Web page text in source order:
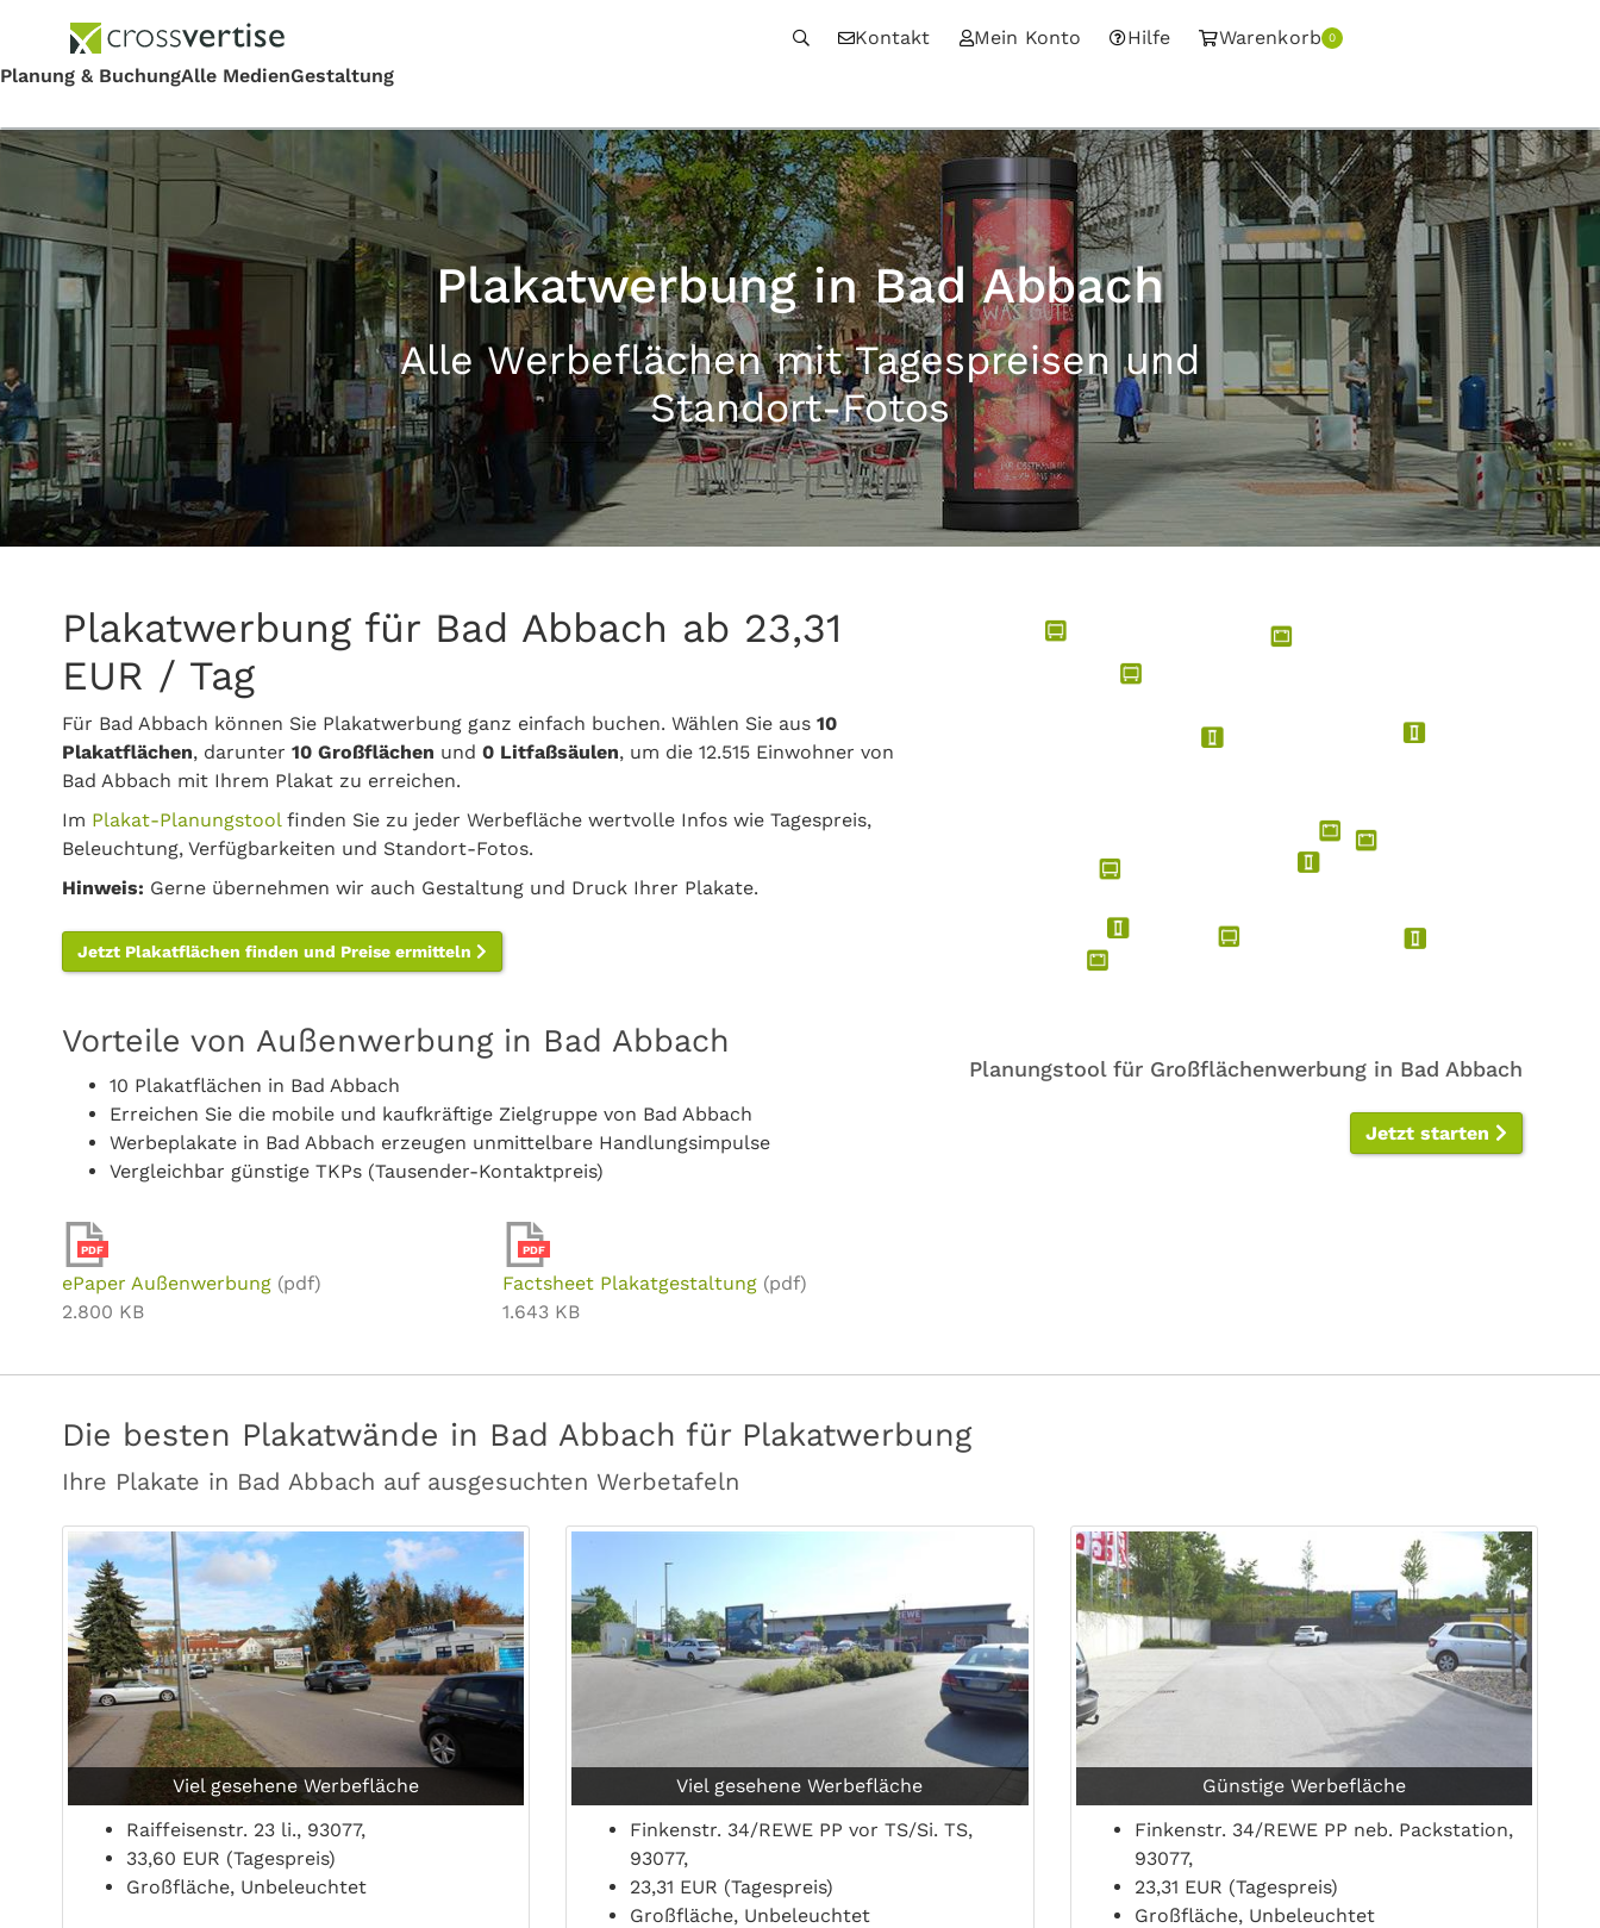
Kontakt Mein Konto Hilfe Warenkorb 0
Plakatwerbung in Bad Abbach
Alle Werbeflächen mit Tagespreisen und
Standort-Fotos
Plakatwerbung für Bad Abbach ab 23,31
EUR / Tag
Für Bad Abbach können Sie Plakatwerbung ganz einfach buchen. Wählen Sie aus 10
Plakatflächen, darunter 10 Großflächen und 0 Litfaßsäulen, um die 12.515 Einwohner von
Bad Abbach mit Ihrem Plakat zu erreichen.
Im Plakat-Planungstoolfinden Sie zu jeder Werbefläche wertvolle Infos wie Tagespreis,
Beleuchtung, Verfügbarkeiten und Standort-Fotos.
Hinweis: Gerne übernehmen wir auch Gestaltung und Druck Ihrer Plakate.
Jetzt Plakatflächen finden und Preise ermitteln
Vorteile von Außenwerbung in Bad Abbach
10 Plakatflächen in Bad Abbach
Erreichen Sie die mobile und kaufkräftige Zielgruppe von Bad Abbach
Werbeplakate in Bad Abbach erzeugen unmittelbare Handlungsimpulse
Vergleichbar günstige TKPs (Tausender-Kontaktpreis)
PDF
ePaper Außenwerbung (pdf)
2.800 KB
PDF
Factsheet Plakatgestaltung (pdf)
1.643 KB
Planungstool für Großflächenwerbung in Bad Abbach
Jetzt starten
Die besten Plakatwände in Bad Abbach für Plakatwerbung
Ihre Plakate in Bad Abbach auf ausgesuchten Werbetafeln
Viel gesehene Werbefläche
Raiffeisenstr. 23 li., 93077,
33,60 EUR (Tagespreis)
Großfläche, Unbeleuchtet
Viel gesehene Werbefläche
Finkenstr. 34/REWE PP vor TS/Si. TS,
93077,
23,31 EUR (Tagespreis)
Großfläche, Unbeleuchtet
Günstige Werbefläche
Finkenstr. 34/REWE PP neb. Packstation,
93077,
23,31 EUR (Tagespreis)
Großfläche, Unbeleuchtet